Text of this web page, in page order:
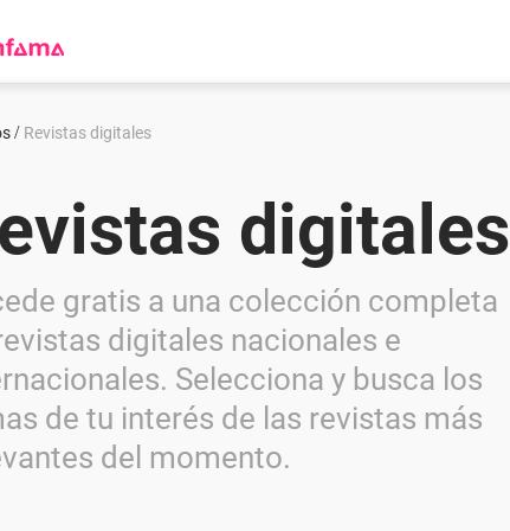
Revistas digitales
digitales
gratis a una colección completa
digitales nacionales e
Selecciona y busca los
de tu interés de las revistas más
del momento.